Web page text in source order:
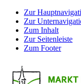
Zur
Zur
Zum Inhalt
Zur Seitenleiste
Zum Footer